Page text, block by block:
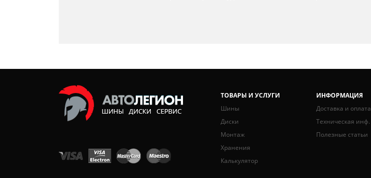
ТОВАРЫ И УСЛУГИ
Шины
Диски
Монтаж
Хранения
Калькулятор
ИНФОРМАЦИЯ
Доставка и оплата
Техническая инф.
Полезные статьи